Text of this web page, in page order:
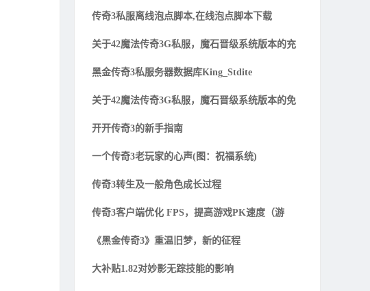
传奇3私服离线泡点脚本,在线泡点脚本下载
关于42魔法传奇3G私服，魔石晋级系统版本的充
黑金传奇3私服务器数据库King_Stdite
关于42魔法传奇3G私服，魔石晋级系统版本的免
开开传奇3的新手指南
一个传奇3老玩家的心声(图：祝福系统)
传奇3转生及一般角色成长过程
传奇3客户端优化 FPS，提高游戏PK速度（游
《黑金传奇3》重温旧梦，新的征程
大补贴1.82对妙影无踪技能的影响